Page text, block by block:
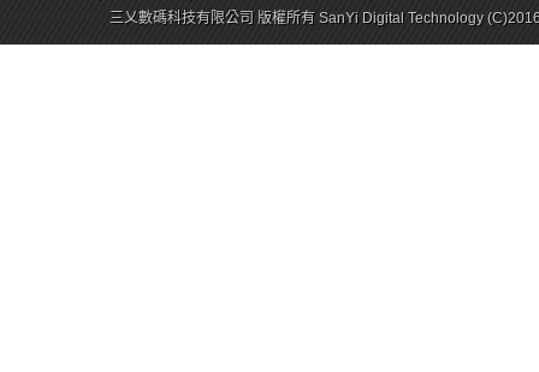
三乂數碼科技有限公司 版權所有 SanYi Digital Technology